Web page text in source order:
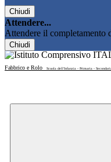
Chiudi
Attendere...
Attendere il completamento
Chiudi
Fabbrico e Rolo
Scuola dell'Infanzia - Primaria -